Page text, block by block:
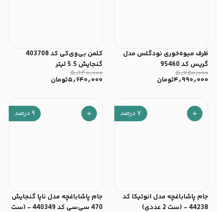
ظرف میوه‌خوری نودگلس مدل
گریس کد 95460
۵٫۷۵۰٫۰۰۰
۴٫۹۹۰٫۰۰۰تومان
کلمن بی‌وی‌کی کد 403708
گنجایش 5.5 لیتر
۵٫۶۴۰٫۰۰۰
۵٫۶۴۰٫۰۰۰تومان
۷ درصد
جام پاشاباغچه مدل انوتیکا کد
44238 - (ست 2 عددی)
۹ درصد
جام پاشاباغچه مدل ناپا گنجایش
470 سی‌سی کد 440349 - (ست